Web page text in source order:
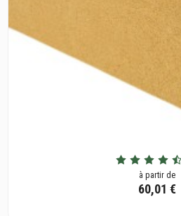
à partir de
60,01 €